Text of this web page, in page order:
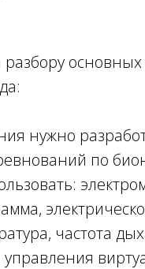
нужно
по
частота
управления